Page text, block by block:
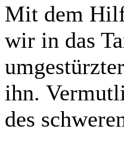
Mit dem
wir in das
ihn.
des